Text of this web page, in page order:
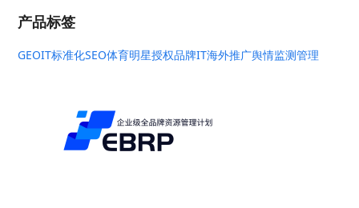
产品标签
GEOIT标准化SEO体育明星授权品牌IT海外推广舆情监测管理